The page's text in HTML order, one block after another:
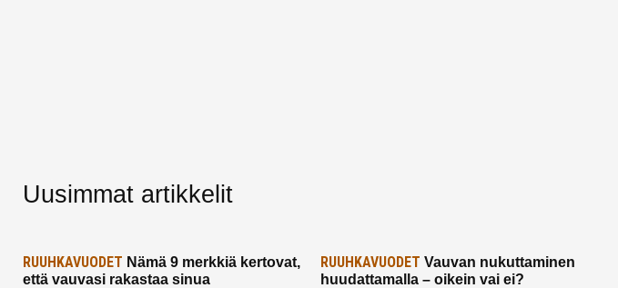
Uusimmat artikkelit
RUUHKAVUODET Nämä 9 merkkiä kertovat,
että vauvasi rakastaa sinua
RUUHKAVUODET Vauvan nukuttaminen
huudattamalla – oikein vai ei?